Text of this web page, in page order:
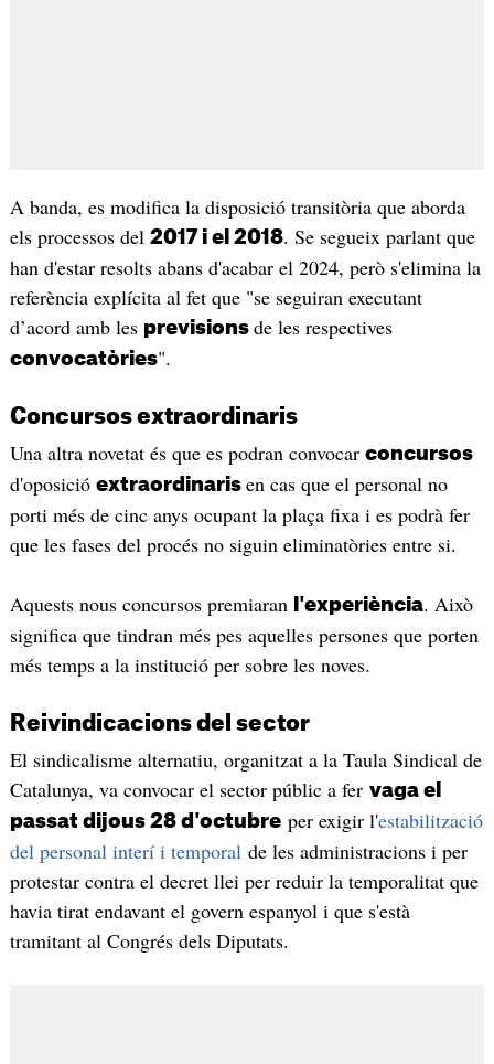
A banda, es modifica la disposició transitòria que aborda
els processos del 2017 i el 2018. Se segueix parlant que
han d'estar resolts abans d'acabar el 2024, però s'elimina la
referència explícita al fet que "se seguiran executant
d’acord amb les previsions de les respectives
convocatòries".
Concursos extraordinaris
Una altra novetat és que es podran convocar concursos
d'oposició extraordinaris en cas que el personal no
porti més de cinc anys ocupant la plaça fixa i es podrà fer
que les fases del procés no siguin eliminatòries entre si.
Aquests nous concursos premiaran l'experiència. Això
significa que tindran més pes aquelles persones que porten
més temps a la institució per sobre les noves.
Reivindicacions del sector
El sindicalisme alternatiu, organitzat a la Taula Sindical de
Catalunya, va convocar el sector públic a fer vaga el
passat dijous 28 d'octubreper exigir l'estabilització
del personal interí i temporal de les administracions i per
protestar contra el decret llei per reduir la temporalitat que
havia tirat endavant el govern espanyol i que s'està
tramitant al Congrés dels Diputats.